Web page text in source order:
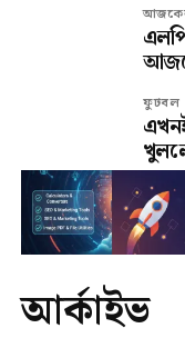
ফুটবল
আর্কাইভ